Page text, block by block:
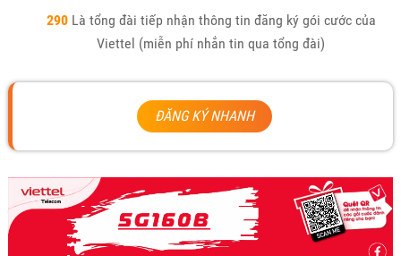
290Là tổng đài tiếp nhận thông tin đăng ký gói cước của
Viettel (miễn phí nhắn tin qua tổng đài)
ĐĂNG KÝ NHANH